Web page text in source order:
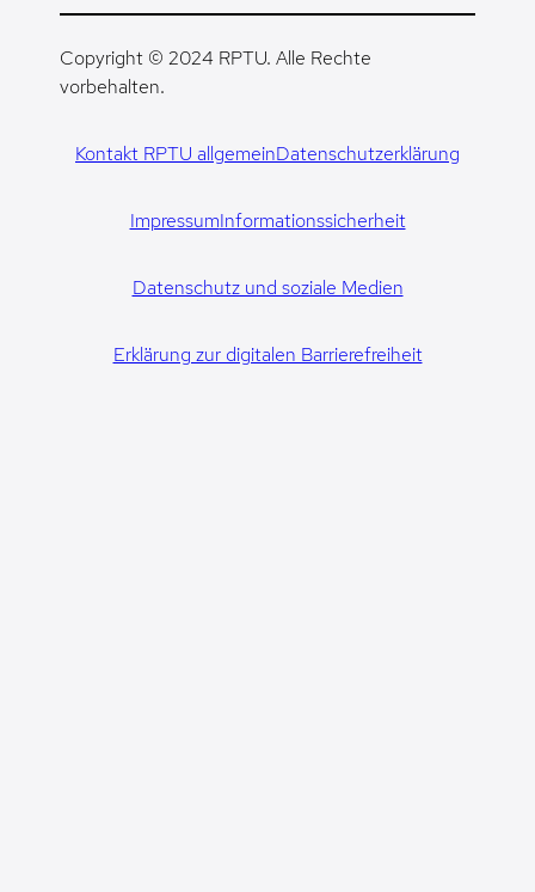
Copyright © 2024 RPTU. Alle Rechte
vorbehalten.
Kontakt RPTU allgemeinDatenschutzerklärung
ImpressumInformationssicherheit
Datenschutz und soziale Medien
Erklärung zur digitalen Barrierefreiheit